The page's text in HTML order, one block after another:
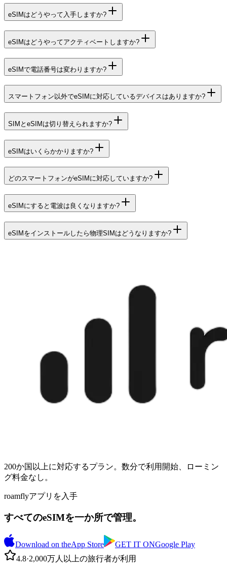
eSIMはどうやって入手しますか?
eSIMはどうやってアクティベートしますか?
eSIMで電話番号は変わりますか?
スマートフォン以外でeSIMに対応しているデバイスはありますか?
SIMとeSIMは切り替えられますか?
eSIMはいくらかかりますか?
どのスマートフォンがeSIMに対応していますか?
eSIMにすると電波は良くなりますか?
eSIMをインストールしたら物理SIMはどうなりますか?
200か国以上に対応するプラン。数分で利用開始、ローミン
グ料金なし。
roamflyアプリを入手
すべてのeSIMを一か所で管理。
Download on theApp Store GET IT ONGoogle Play
4.8·2,000万人以上の旅行者が利用